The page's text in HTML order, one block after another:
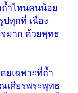
ถ้ำไหนคนน้อย
ปทุกที่ เนื่อง
จมาก ด้วยพุทธ
ยเฉพาะที่ถ้ำ
เศียรพระพุทธ